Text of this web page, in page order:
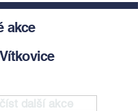
akce
další akce